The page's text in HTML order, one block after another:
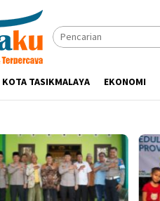
KOTA TASIKMALAYA EKONOMI